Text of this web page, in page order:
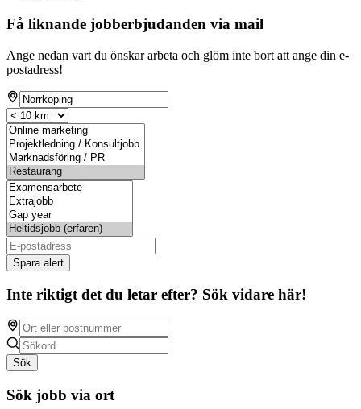
Få liknande jobberbjudanden via mail
Ange nedan vart du önskar arbeta och glöm inte bort att ange din e-
postadress!
Spara alert
Inte riktigt det du letar efter? Sök vidare här!
Sök
Sök jobb via ort